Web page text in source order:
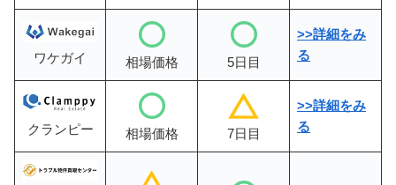
ワケガイ 相場価格 5日目
>>詳細をみ
る
クランピー 相場価格 7日目
>>詳細をみ
る